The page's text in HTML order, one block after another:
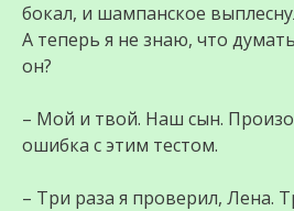
бокал, и шампанское
А теперь я не знаю, что
он?
– Мой и твой. Наш сын.
ошибка с этим тестом.
– Три раза я проверил, Лена.